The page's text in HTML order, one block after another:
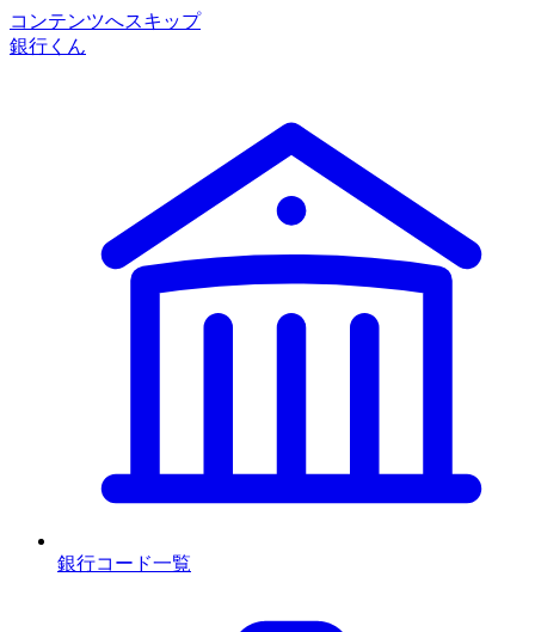
コンテンツへスキップ
銀行くん
銀行コード一覧